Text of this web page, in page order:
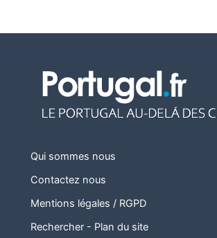
Qui sommes nous
Contactez nous
Mentions légales / RGPD
Rechercher- Plan du site